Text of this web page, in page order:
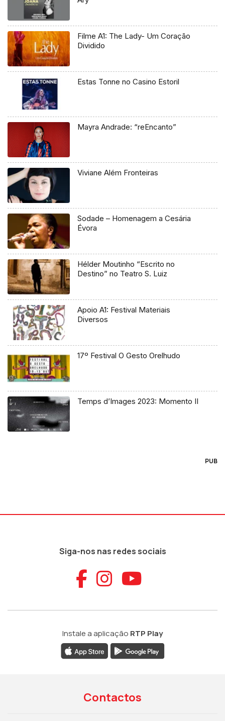
Filme A1: The Lady- Um Coração
Dividido
Estas Tonne no Casino Estoril
Mayra Andrade: “reEncanto”
Viviane Além Fronteiras
Sodade – Homenagem a Cesária
Évora
Hélder Moutinho “Escrito no
Destino” no Teatro S. Luiz
Apoio A1: Festival Materiais
Diversos
17º Festival O Gesto Orelhudo
Temps d’Images 2023: Momento II
PUB
Siga-nos nas redes sociais
Aceder ao
Aceder ao
Aceder
Instale a aplicação RTP Play
Contactos